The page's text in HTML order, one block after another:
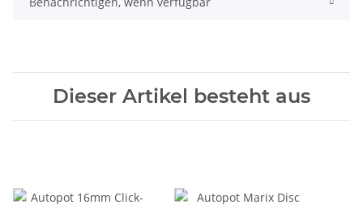
Dieser Artikel besteht aus